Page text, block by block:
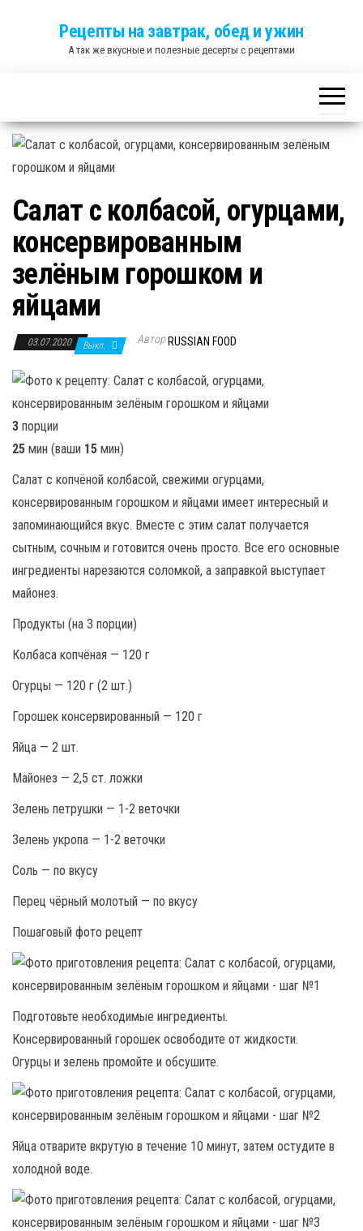
Рецепты на завтрак, обед и ужин
А так же вкусные и полезные десерты с рецептами
Салат с колбасой, огурцами,
консервированным
зелёным горошком и
яйцами
03.07.2020 Выкл. Автор RUSSIAN FOOD
3 порции
25 мин (ваши 15 мин)
Салат с копчёной колбасой, свежими огурцами,
консервированным горошком и яйцами имеет интересный и
запоминающийся вкус. Вместе с этим салат получается
сытным, сочным и готовится очень просто. Все его основные
ингредиенты нарезаются соломкой, а заправкой выступает
майонез.
Продукты (на 3 порции)
Колбаса копчёная — 120 г
Огурцы — 120 г (2 шт.)
Горошек консервированный — 120 г
Яйца — 2 шт.
Майонез — 2,5 ст. ложки
Зелень петрушки — 1-2 веточки
Зелень укропа — 1-2 веточки
Соль — по вкусу
Перец чёрный молотый — по вкусу
Пошаговый фото рецепт
Подготовьте необходимые ингредиенты.
Консервированный горошек освободите от жидкости.
Огурцы и зелень промойте и обсушите.
Яйца отварите вкрутую в течение 10 минут, затем остудите в
холодной воде.